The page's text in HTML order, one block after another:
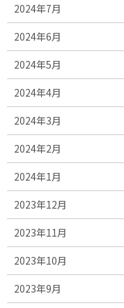
2024年7月
2024年6月
2024年5月
2024年4月
2024年3月
2024年2月
2024年1月
2023年12月
2023年11月
2023年10月
2023年9月